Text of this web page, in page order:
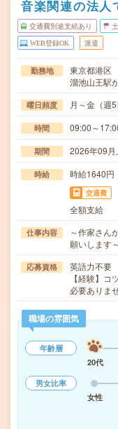
音楽関連の法人
交通費別途支給あり
WEB登録OK 派遣
勤務地
東京都港区
溜池山王駅
曜日頻度 月～金（週
時間 09:00～
期間 2026年09
時給 時給1640
交通費
全額支給
仕事内容
～作家さん
願いします
応募資格
英語力不要
【経験】
必要ありま
職場の雰囲気
年齢層
20代
男女比率
女性